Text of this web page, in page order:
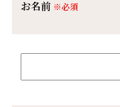
お名前 ※必須